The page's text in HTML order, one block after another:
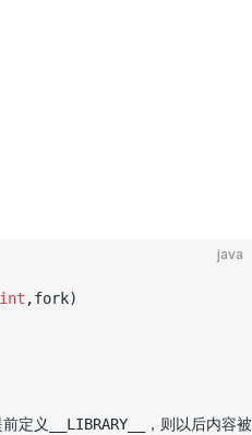
java
int ,fork)
义__LIBRARY__，则以后内容